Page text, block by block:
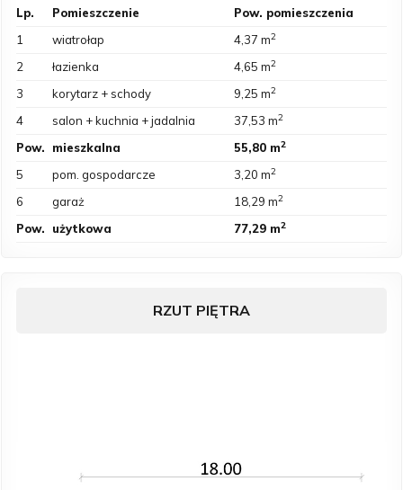
Lp. Pomieszczenie
Pow. pomieszczenia
1
wiatrołap 4,37 m2
2 łazienka 4,65 m2
3 korytarz + schody 9,25 m2
4 salon + kuchnia + jadalnia 37,53 m2
Pow. mieszkalna 55,80 m2
5 pom. gospodarcze 3,20 m2
6 garaż 18,29 m2
Pow. użytkowa 77,29 m2
RZUT PIĘTRA